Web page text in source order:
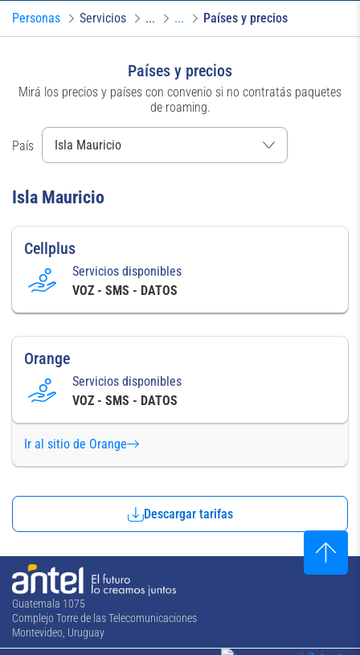
Personas Servicios ... ... Países y precios
Países y precios
Mirá los precios y países con convenio si no contratás paquetes
de roaming.
País
Isla Mauricio
Cellplus
Servicios disponibles
VOZ - SMS - DATOS
Orange
Servicios disponibles
VOZ - SMS - DATOS
Ir al sitio de Orange
Descargar tarifas
Guatemala 1075
Complejo Torre de las Telecomunicaciones
Montevideo, Uruguay